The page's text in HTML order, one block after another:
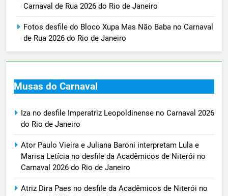
Carnaval de Rua 2026 do Rio de Janeiro
Fotos desfile do Bloco Xupa Mas Não Baba no Carnaval
de Rua 2026 do Rio de Janeiro
Musas do Carnaval
Iza no desfile Imperatriz Leopoldinense no Carnaval 2026
do Rio de Janeiro
Ator Paulo Vieira e Juliana Baroni interpretam Lula e
Marisa Letícia no desfile da Acadêmicos de Niterói no
Carnaval 2026 do Rio de Janeiro
Atriz Dira Paes no desfile da Acadêmicos de Niterói no